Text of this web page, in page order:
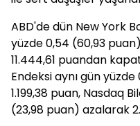
ABD'de dün New York
yüzde 0,54 (60,93
11.444,61 puandan
Endeksi aynı gün
1.199,38 puan, Nasdaq
(23,98 puan) azalarak